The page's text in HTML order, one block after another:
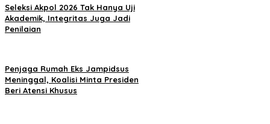
Seleksi Akpol 2026 Tak Hanya Uji
Akademik, Integritas Juga Jadi
Penilaian
Penjaga Rumah Eks Jampidsus
Meninggal, Koalisi Minta Presiden
Beri Atensi Khusus